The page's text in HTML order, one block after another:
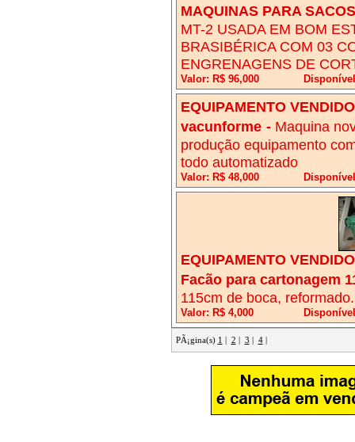
MAQUINAS PARA
MT-2 USADA EM BOM
BRASIBÉRICA COM 03
ENGRENAGENS DE
Valor: R$ 96,000
EQUIPAMENTO
vacunforme - Maquina
produção equipamento
todo automatizado
Valor: R$ 48,000
EQUIPAMENTO
Facão para cartonagem
115cm de boca, reformado.
Valor: R$ 4,000
PÃ¡gina(s) 1 2 3 4|